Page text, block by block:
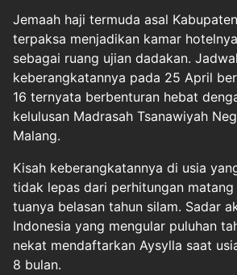
Jemaah haji termuda asal
terpaksa menjadikan kamar
sebagai ruang ujian dadakan. Jadwal
keberangkatannya pada 25 April
16 ternyata berbenturan hebat
kelulusan Madrasah Tsanawiyah
Malang.
Kisah keberangkatannya di usia
tidak lepas dari perhitungan
tuanya belasan tahun silam. Sadar
Indonesia yang mengular puluhan
nekat mendaftarkan Aysylla saat
8 bulan.